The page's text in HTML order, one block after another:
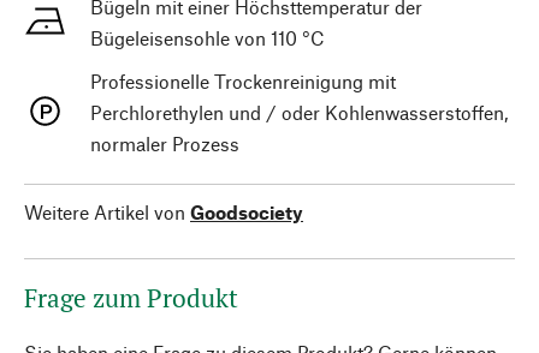
Bügeln mit einer Höchsttemperatur der
Bügeleisensohle von 110 °C
Professionelle Trockenreinigung mit
Perchlorethylen und / oder Kohlenwasserstoffen,
normaler Prozess
Weitere Artikel von Goodsociety
Frage zum Produkt